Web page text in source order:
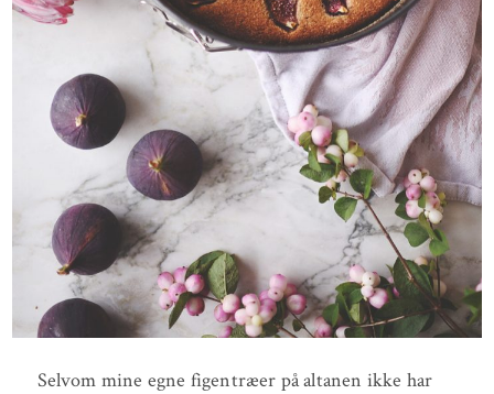
Selvom mine egne figentræer på altanen ikke har